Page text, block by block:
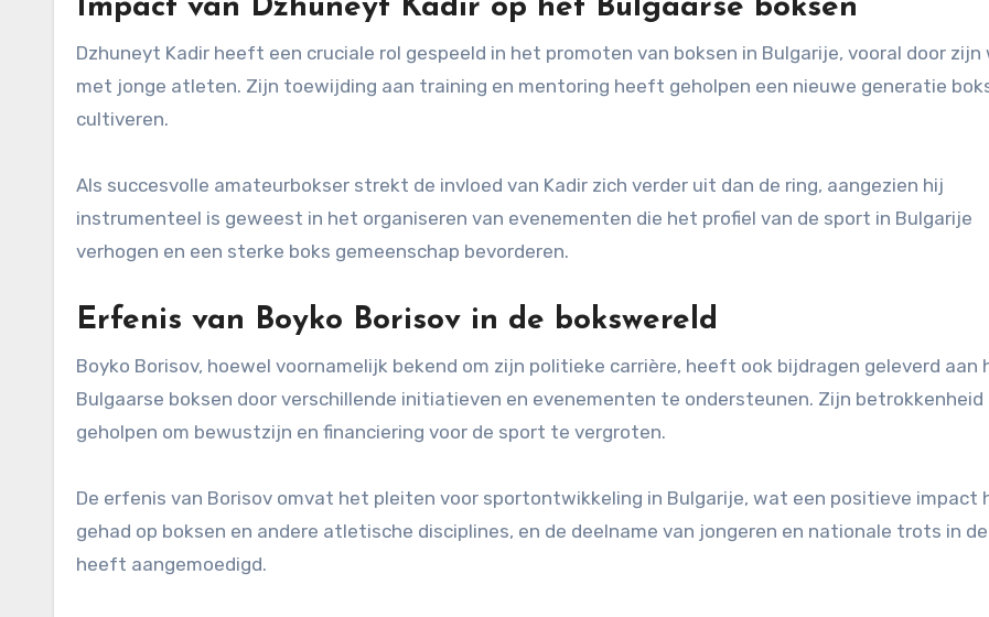
Impact van Dzhuneyt Kadir op het Bulgaarse boksen
Dzhuneyt Kadir heeft een cruciale rol gespeeld in het promoten van boksen in Bulgarije, vooral door zijn
met jonge atleten. Zijn toewijding aan training en mentoring heeft geholpen een nieuwe generatie
cultiveren.
Als succesvolle amateurbokser strekt de invloed van Kadir zich verder uit dan de ring, aangezien hij
instrumenteel is geweest in het organiseren van evenementen die het profiel van de sport in Bulgarije
verhogen en een sterke boks gemeenschap bevorderen.
Erfenis van Boyko Borisov in de bokswereld
Boyko Borisov, hoewel voornamelijk bekend om zijn politieke carrière, heeft ook bijdragen geleverd aan
Bulgaarse boksen door verschillende initiatieven en evenementen te ondersteunen. Zijn
geholpen om bewustzijn en financiering voor de sport te vergroten.
De erfenis van Borisov omvat het pleiten voor sportontwikkeling in Bulgarije, wat een positieve impact
gehad op boksen en andere atletische disciplines, en de deelname van jongeren en nationale trots in
heeft aangemoedigd.